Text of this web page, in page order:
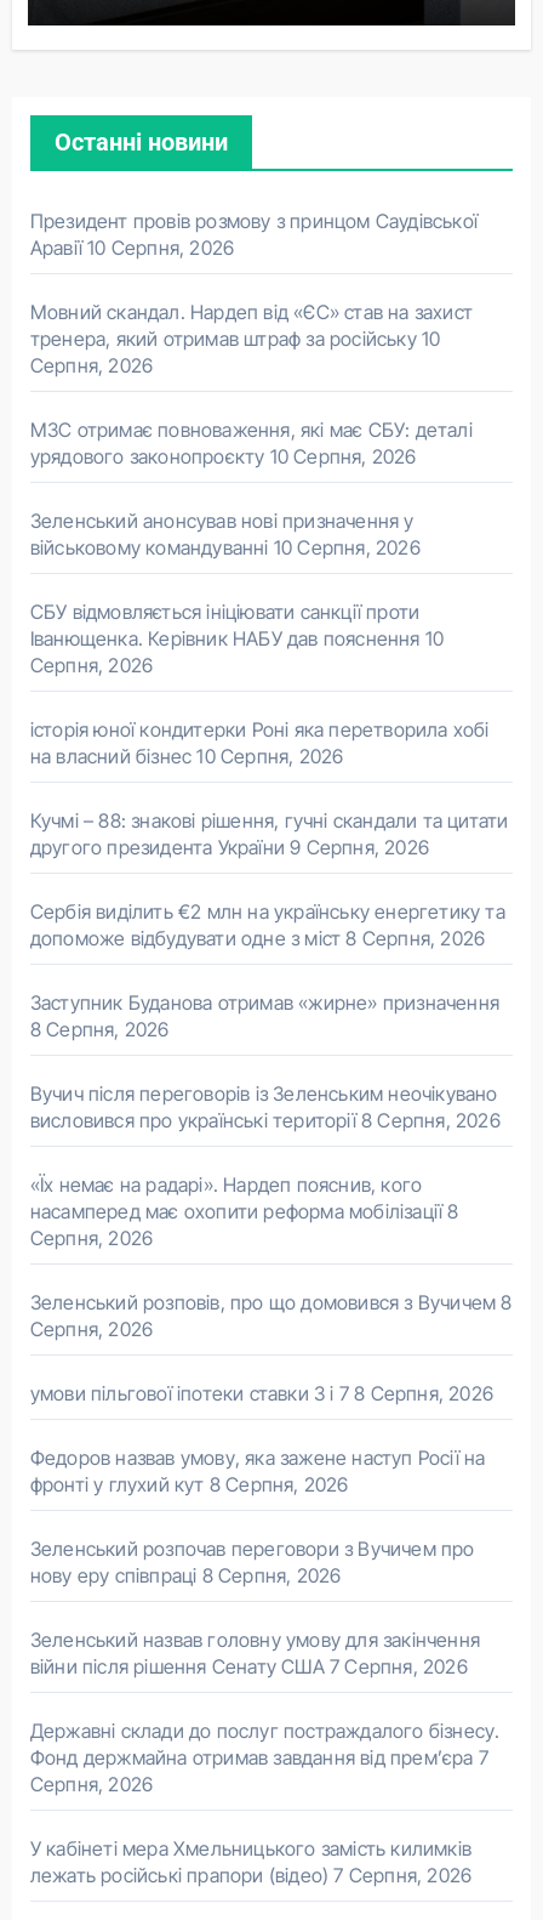
Останні новини
Президент провів розмову з принцом Саудівської
Аравії 10 Серпня, 2026
Мовний скандал. Нардеп від «ЄС» став на захист
тренера, який отримав штраф за російську 10
Серпня, 2026
МЗС отримає повноваження, які має СБУ: деталі
урядового законопроєкту 10 Серпня, 2026
Зеленський анонсував нові призначення у
військовому командуванні 10 Серпня, 2026
СБУ відмовляється ініціювати санкції проти
Іванющенка. Керівник НАБУ дав пояснення 10
Серпня, 2026
історія юної кондитерки Роні яка перетворила хобі
на власний бізнес 10 Серпня, 2026
Кучмі – 88: знакові рішення, гучні скандали та цитати
другого президента України 9 Серпня, 2026
Сербія виділить €2 млн на українську енергетику та
допоможе відбудувати одне з міст 8 Серпня, 2026
Заступник Буданова отримав «жирне» призначення
8 Серпня, 2026
Вучич після переговорів із Зеленським неочікувано
висловився про українські території 8 Серпня, 2026
«Їх немає на радарі». Нардеп пояснив, кого
насамперед має охопити реформа мобілізації 8
Серпня, 2026
Зеленський розповів, про що домовився з Вучичем 8
Серпня, 2026
умови пільгової іпотеки ставки 3 і 7 8 Серпня, 2026
Федоров назвав умову, яка зажене наступ Росії на
фронті у глухий кут 8 Серпня, 2026
Зеленський розпочав переговори з Вучичем про
нову еру співпраці 8 Серпня, 2026
Зеленський назвав головну умову для закінчення
війни після рішення Сенату США 7 Серпня, 2026
Державні склади до послуг постраждалого бізнесу.
Фонд держмайна отримав завдання від прем’єра 7
Серпня, 2026
У кабінеті мера Хмельницького замість килимків
лежать російські прапори (відео) 7 Серпня, 2026